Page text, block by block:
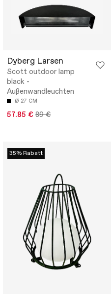
Dyberg Larsen
Scott outdoor lamp
black -
Außenwandleuchten
Ø 27 CM
57.85 € 89 €
35% Rabatt